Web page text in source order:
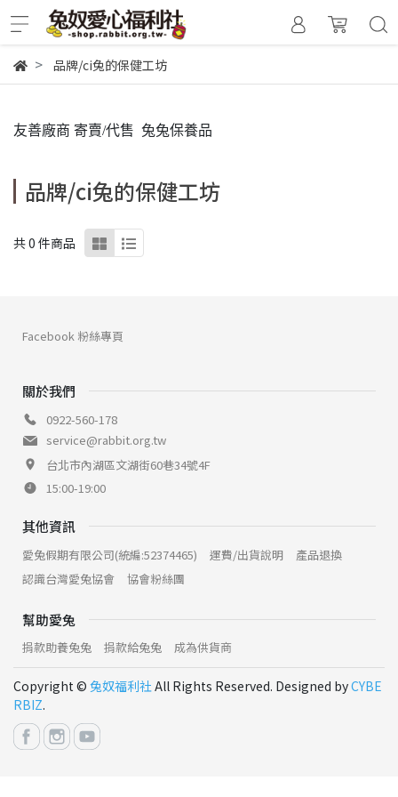
品牌/ci兔的保健工坊
友善廠商 寄賣/代售 兔兔保養品
品牌/ci兔的保健工坊
共 0 件商品
關於我們
0922-560-178
service@rabbit.org.tw
台北市內湖區文湖街60巷34號4F
15:00-19:00
其他資訊
愛兔假期有限公司(統編:52374465) 運費/出貨說明
產品退換
認識台灣愛兔協會
協會粉絲團
幫助愛兔
捐款助養兔兔 捐款給兔兔 成為供貨商
Facebook 粉絲專頁
Copyright © 兔奴福利社All Rights Reserved. Designed byCYBE
RBIZ.